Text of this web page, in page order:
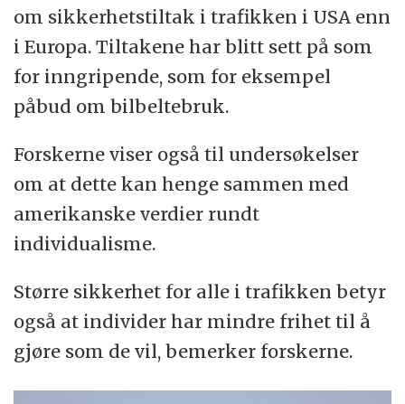
om sikkerhetstiltak i trafikken i USA enn
i Europa. Tiltakene har blitt sett på som
for inngripende, som for eksempel
påbud om bilbeltebruk.
Forskerne viser også til undersøkelser
om at dette kan henge sammen med
amerikanske verdier rundt
individualisme.
Større sikkerhet for alle i trafikken betyr
også at individer har mindre frihet til å
gjøre som de vil, bemerker forskerne.